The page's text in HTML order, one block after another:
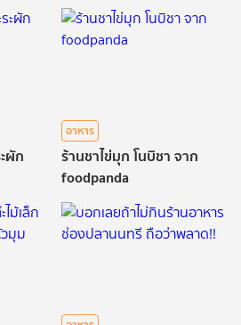
ผัก
อาหาร
ร้านชาไข่มุก โนบิชา จาก
foodpanda